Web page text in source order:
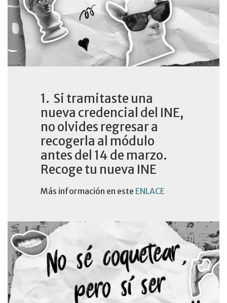
1. Si tramitaste una
nueva credencial del INE,
no olvides regresar a
recogerla al módulo
antes del 14 de marzo.
Recoge tu nueva INE
Más información en este ENLACE